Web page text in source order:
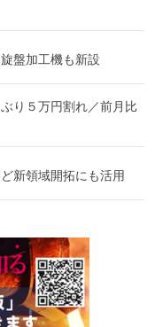
盤加工機も新設
り５万円割れ／前月比
新領域開拓にも活用